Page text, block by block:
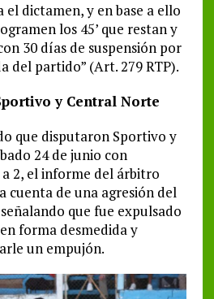
el dictamen, y en base a ello
los 45’ que restan y
30 días de suspensión por
del partido” (Art. 279 RTP).
y Central Norte
que disputaron Sportivo y
24 de junio con
2, el informe del árbitro
cuenta de una agresión del
que fue expulsado
forma desmedida y
un empujón.